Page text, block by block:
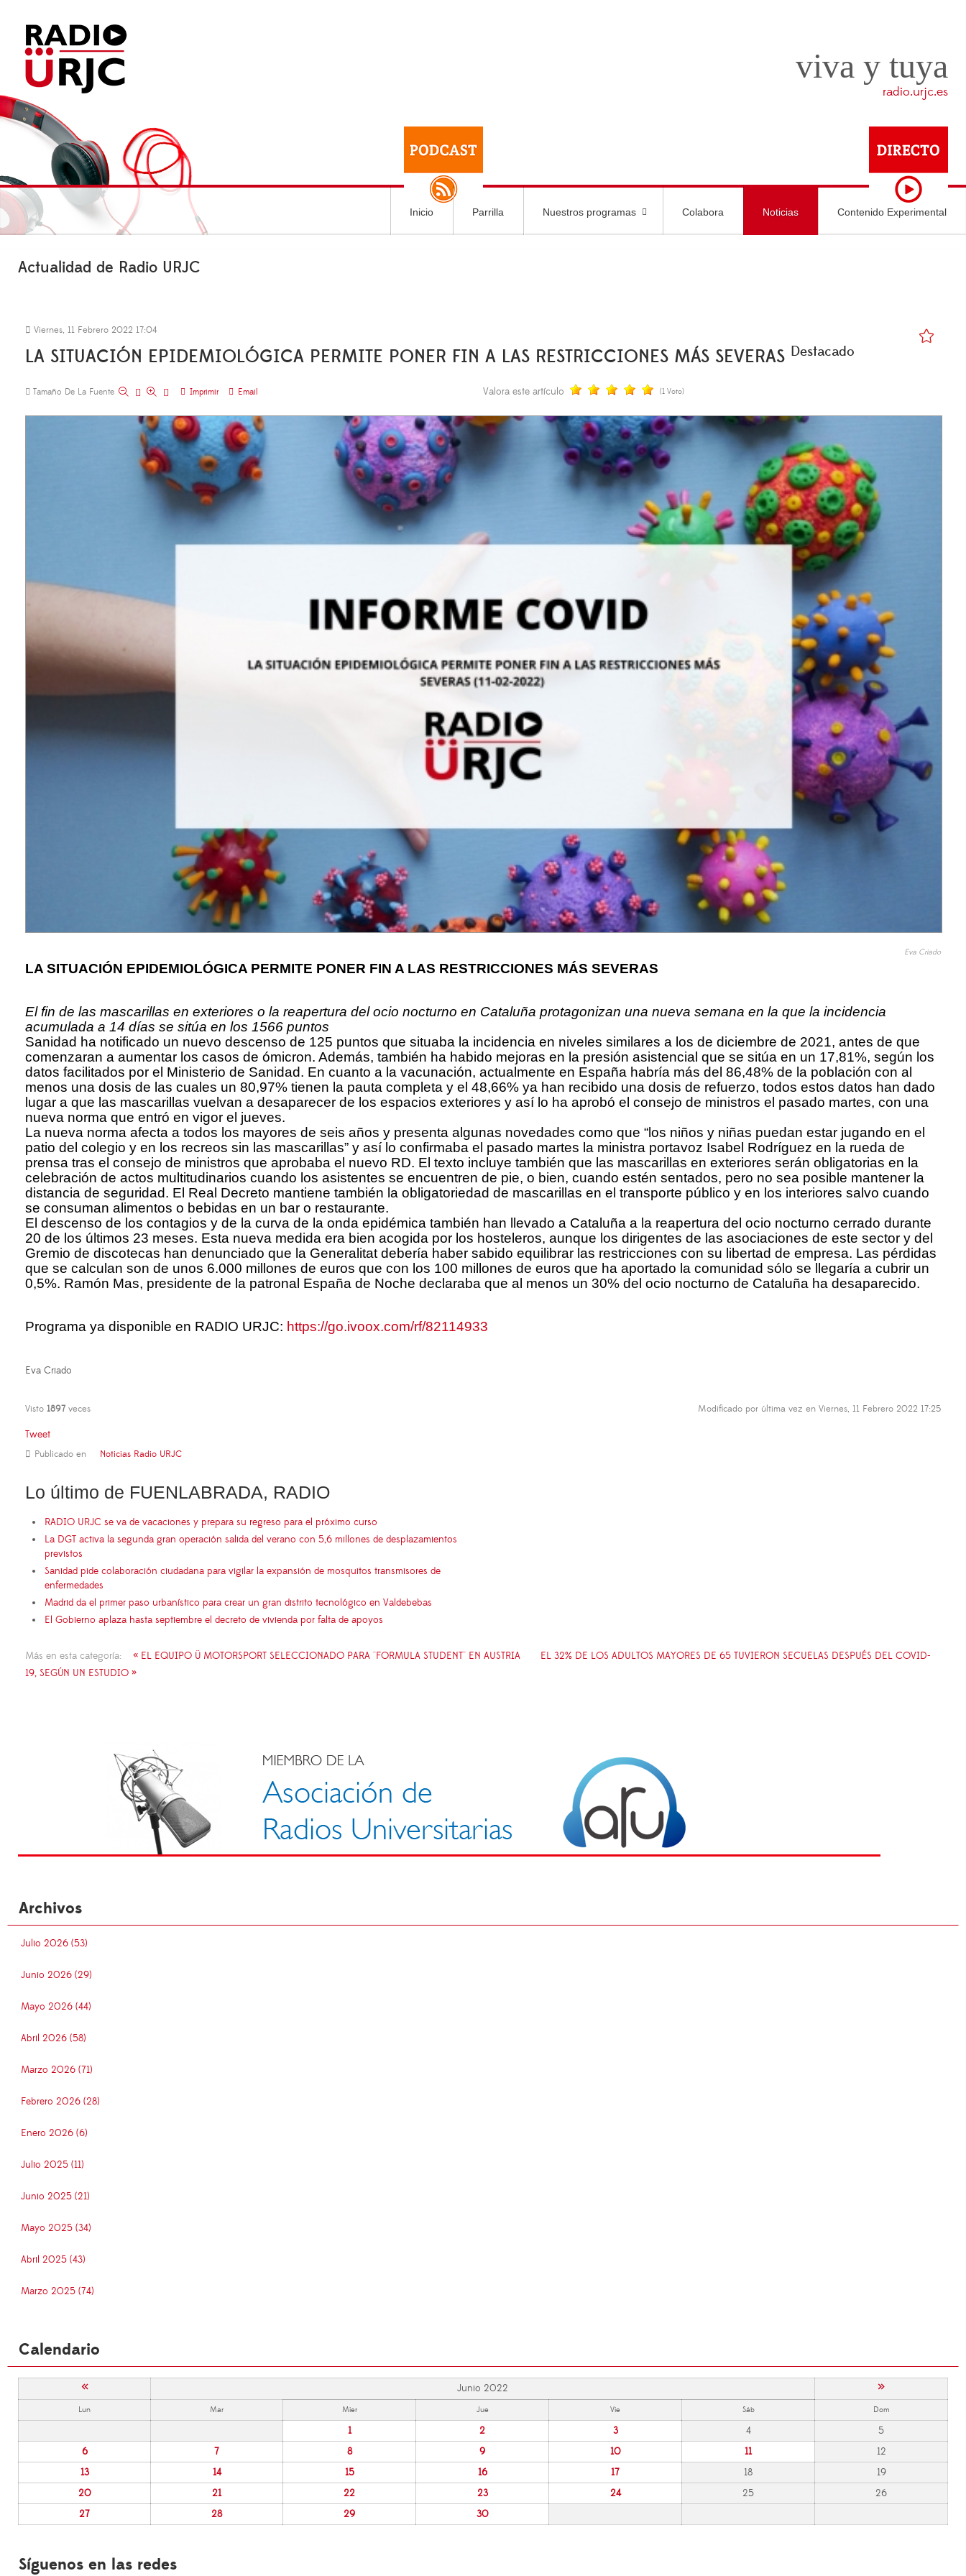
viva y tuya
radio.urjc.es
Inicio Parrilla Nuestros programas Colabora Noticias Contenido Experimental
Actualidad de Radio URJC
Viernes, 11 Febrero 2022 17:04
LA SITUACIÓN EPIDEMIOLÓGICA PERMITE PONER FIN A LAS RESTRICCIONES MÁS SEVERAS Destacado
Tamaño De La Fuente Imprimir Email Valora este artículo (1 Voto)
Eva Criado
LA SITUACIÓN EPIDEMIOLÓGICA PERMITE PONER FIN A LAS RESTRICCIONES MÁS SEVERAS
El fin de las mascarillas en exteriores o la reapertura del ocio nocturno en Cataluña protagonizan una nueva semana en la que la incidencia
acumulada a 14 días se sitúa en los 1566 puntos
Sanidad ha notificado un nuevo descenso de 125 puntos que situaba la incidencia en niveles similares a los de diciembre de 2021, antes de que
comenzaran a aumentar los casos de ómicron. Además, también ha habido mejoras en la presión asistencial que se sitúa en un 17,81%, según los
datos facilitados por el Ministerio de Sanidad. En cuanto a la vacunación, actualmente en España habría más del 86,48% de la población con al
menos una dosis de las cuales un 80,97% tienen la pauta completa y el 48,66% ya han recibido una dosis de refuerzo, todos estos datos han dado
lugar a que las mascarillas vuelvan a desaparecer de los espacios exteriores y así lo ha aprobó el consejo de ministros el pasado martes, con una
nueva norma que entró en vigor el jueves.
La nueva norma afecta a todos los mayores de seis años y presenta algunas novedades como que “los niños y niñas puedan estar jugando en el
patio del colegio y en los recreos sin las mascarillas” y así lo confirmaba el pasado martes la ministra portavoz Isabel Rodríguez en la rueda de
prensa tras el consejo de ministros que aprobaba el nuevo RD. El texto incluye también que las mascarillas en exteriores serán obligatorias en la
celebración de actos multitudinarios cuando los asistentes se encuentren de pie, o bien, cuando estén sentados, pero no sea posible mantener la
distancia de seguridad. El Real Decreto mantiene también la obligatoriedad de mascarillas en el transporte público y en los interiores salvo cuando
se consuman alimentos o bebidas en un bar o restaurante.
El descenso de los contagios y de la curva de la onda epidémica también han llevado a Cataluña a la reapertura del ocio nocturno cerrado durante
20 de los últimos 23 meses. Esta nueva medida era bien acogida por los hosteleros, aunque los dirigentes de las asociaciones de este sector y del
Gremio de discotecas han denunciado que la Generalitat debería haber sabido equilibrar las restricciones con su libertad de empresa. Las pérdidas
que se calculan son de unos 6.000 millones de euros que con los 100 millones de euros que ha aportado la comunidad sólo se llegaría a cubrir un
0,5%. Ramón Mas, presidente de la patronal España de Noche declaraba que al menos un 30% del ocio nocturno de Cataluña ha desaparecido.
Programa ya disponible en RADIO URJC: https://go.ivoox.com/rf/82114933
Eva Criado
Visto 1897 veces Modificado por última vez en Viernes, 11 Febrero 2022 17:25
Tweet
Publicado en Noticias Radio URJC
Lo último de FUENLABRADA, RADIO
RADIO URJC se va de vacaciones y prepara su regreso para el próximo curso
La DGT activa la segunda gran operación salida del verano con 5,6 millones de desplazamientos
previstos
Sanidad pide colaboración ciudadana para vigilar la expansión de mosquitos transmisores de
enfermedades
Madrid da el primer paso urbanístico para crear un gran distrito tecnológico en Valdebebas
El Gobierno aplaza hasta septiembre el decreto de vivienda por falta de apoyos
Más en esta categoría: « EL EQUIPO Ü MOTORSPORT SELECCIONADO PARA ''FORMULA STUDENT'' EN AUSTRIA
EL 32% DE LOS ADULTOS MAYORES DE 65 TUVIERON SECUELAS DESPUÉS DEL COVID-
19, SEGÚN UN ESTUDIO »
Archivos
Julio 2026 (53)
Junio 2026 (29)
Mayo 2026 (44)
Abril 2026 (58)
Marzo 2026 (71)
Febrero 2026 (28)
Enero 2026 (6)
Julio 2025 (11)
Junio 2025 (21)
Mayo 2025 (34)
Abril 2025 (43)
Marzo 2025 (74)
Calendario
« Junio 2022 »
Lun Mar Mier Jue Vie Sáb Dom
1 2 3 4
5
6
7 8 9 10 11
12
13
14 15 16 17 18
19
20
21 22 23 24 25
26
27
28 29 30
Síguenos en las redes